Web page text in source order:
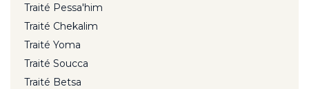
Traité Pessa'him
Traité Chekalim
Traité Yoma
Traité Soucca
Traité Betsa